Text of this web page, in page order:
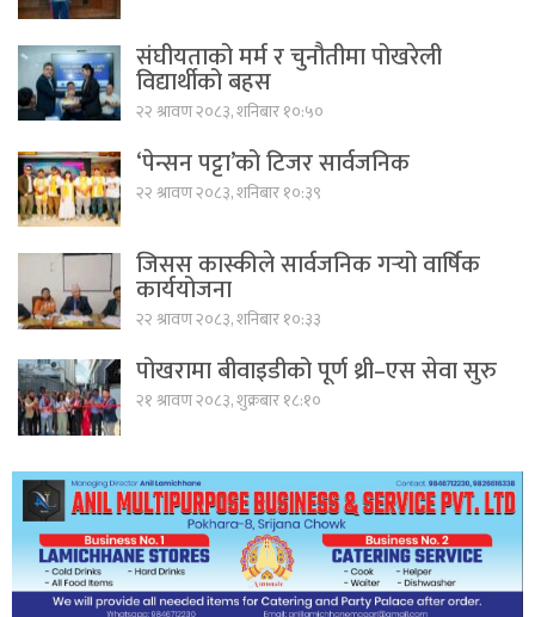
संघीयताको मर्म र चुनौतीमा पोखरेली
विद्यार्थीको बहस
२२ श्रावण २०८३, शनिबार १०:५०
‘पेन्सन पट्टा’को टिजर सार्वजनिक
२२ श्रावण २०८३, शनिबार १०:३९
जिसस कास्कीले सार्वजनिक गर्‍यो वार्षिक
कार्ययोजना
२२ श्रावण २०८३, शनिबार १०:३३
पोखरामा बीवाइडीको पूर्ण थ्री–एस सेवा सुरु
२१ श्रावण २०८३, शुक्रबार १८:१०